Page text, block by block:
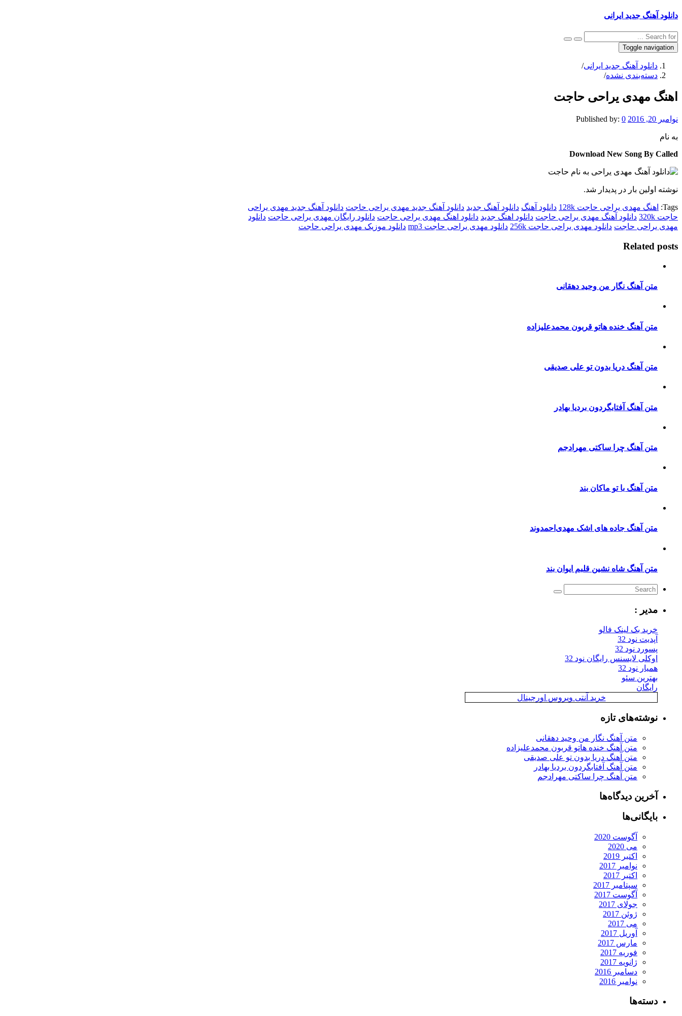
دانلود آهنگ جدید ایرانی
Toggle navigation
دانلود آهنگ جدید ایرانی/
دسته‌بندی نشده/
اهنگ مهدی یراحی حاجت
نوامبر 20, 2016 Published by: 0
به نام
Download New Song By Called
نوشته اولین بار در پدیدار شد.
Tags: اهنگ مهدی یراحی حاجت 128k دانلود آهنگ دانلود آهنگ جدید دانلود آهنگ جدید مهدی یراحی حاجت دانلود آهنگ جدید مهدی یراحی
حاجت 320k
دانلود آهنگ مهدی یراحی حاجت دانلود اهنگ جدید دانلود اهنگ مهدی یراحی حاجت دانلود رایگان مهدی یراحی حاجت دانلود
مهدی یراحی حاجت دانلود مهدی یراحی حاجت 256k دانلود مهدی یراحی حاجت mp3 دانلود موزیک مهدی یراحی حاجت
Related posts
متن آهنگ نگار من وحید دهقانی
متن آهنگ خنده هاتو قربون محمدعلیزاده
متن آهنگ دریا بدون تو علی صدیقی
متن آهنگ آفتابگردون بردیا بهادر
متن آهنگ چرا ساکتی مهرادجم
متن آهنگ با تو ماکان بند
متن آهنگ جاده های اشک مهدی‌احمدوند
متن آهنگ شاه نشین قلبم ایوان بند
مدیر :
خرید بک لینک فالو
آپدیت نود 32
پسورد نود 32
اوکلی لایسنس رایگان نود 32
همیار نود 32
بهترین سئو
رایگان
خرید آنتی ویروس اورجینال
نوشته‌های تازه
متن آهنگ نگار من وحید دهقانی
متن آهنگ خنده هاتو قربون محمدعلیزاده
متن آهنگ دریا بدون تو علی صدیقی
متن آهنگ آفتابگردون بردیا بهادر
متن آهنگ چرا ساکتی مهرادجم
آخرین دیدگاه‌ها
بایگانی‌ها
آگوست 2020
می 2020
اکتبر 2019
نوامبر 2017
اکتبر 2017
سپتامبر 2017
آگوست 2017
جولای 2017
ژوئن 2017
می 2017
آوریل 2017
مارس 2017
فوریه 2017
ژانویه 2017
دسامبر 2016
نوامبر 2016
دسته‌ها